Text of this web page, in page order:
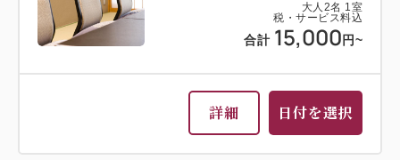
大人 2名 1室
税・サービス料込
合計 15,000 円~
詳細 日付を選択